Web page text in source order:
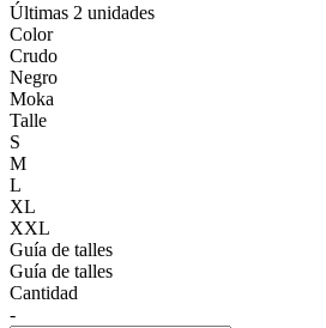
Últimas 2 unidades
Color
Crudo
Negro
Moka
Talle
S
M
L
XL
XXL
Guía de talles
Guía de talles
Cantidad
-